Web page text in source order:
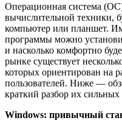
Операционная система
вычислительной техники,
компьютер или планшет.
программы можно
и насколько комфортно
рынке существует
которых ориентирован на
пользователей. Ниже —
краткий разбор их
Windows: привычный